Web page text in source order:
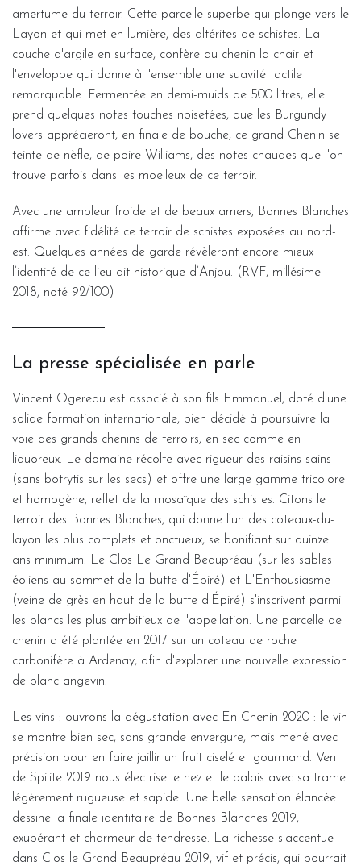
amertume du terroir. Cette parcelle superbe qui plonge vers le
Layon et qui met en lumière, des altérites de schistes. La
couche d'argile en surface, confère au chenin la chair et
l'enveloppe qui donne à l'ensemble une suavité tactile
remarquable. Fermentée en demi-muids de 500 litres, elle
prend quelques notes touches noisetées, que les Burgundy
lovers apprécieront, en finale de bouche, ce grand Chenin se
teinte de nèfle, de poire Williams, des notes chaudes que l'on
trouve parfois dans les moelleux de ce terroir.
Avec une ampleur froide et de beaux amers, Bonnes Blanches
affirme avec fidélité ce terroir de schistes exposées au nord-
est. Quelques années de garde révèleront encore mieux
l’identité de ce lieu-dit historique d’Anjou. (RVF, millésime
2018, noté 92/100)
La presse spécialisée en parle
Vincent Ogereau est associé à son fils Emmanuel, doté d'une
solide formation internationale, bien décidé à poursuivre la
voie des grands chenins de terroirs, en sec comme en
liquoreux. Le domaine récolte avec rigueur des raisins sains
(sans botrytis sur les secs) et offre une large gamme tricolore
et homogène, reflet de la mosaïque des schistes. Citons le
terroir des Bonnes Blanches, qui donne l’un des coteaux-du-
layon les plus complets et onctueux, se bonifiant sur quinze
ans minimum. Le Clos Le Grand Beaupréau (sur les sables
éoliens au sommet de la butte d'Épiré) et L'Enthousiasme
(veine de grès en haut de la butte d'Épiré) s'inscrivent parmi
les blancs les plus ambitieux de l'appellation. Une parcelle de
chenin a été plantée en 2017 sur un coteau de roche
carbonifère à Ardenay, afin d'explorer une nouvelle expression
de blanc angevin.
Les vins : ouvrons la dégustation avec En Chenin 2020 : le vin
se montre bien sec, sans grande envergure, mais mené avec
précision pour en faire jaillir un fruit ciselé et gourmand. Vent
de Spilite 2019 nous électrise le nez et le palais avec sa trame
légèrement rugueuse et sapide. Une belle sensation élancée
dessine la finale identitaire de Bonnes Blanches 2019,
exubérant et charmeur de tendresse. La richesse s'accentue
dans Clos le Grand Beaupréau 2019, vif et précis, qui pourrait